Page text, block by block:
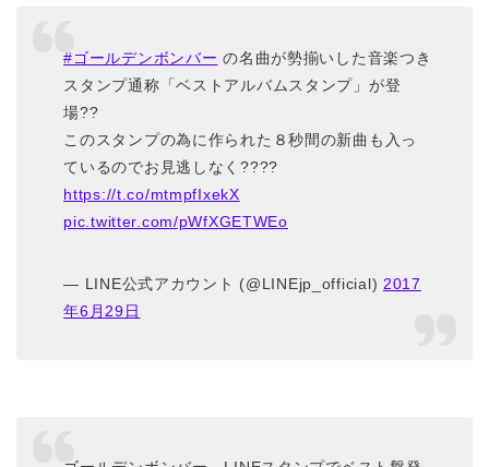
#ゴールデンボンバー の名曲が勢揃いした音楽つき
スタンプ通称「ベストアルバムスタンプ」が登
場??
このスタンプの為に作られた８秒間の新曲も入っ
ているのでお見逃しなく????
https://t.co/mtmpfIxekX
pic.twitter.com/pWfXGETWEo
— LINE公式アカウント (@LINEjp_official) 2017
年6月29日